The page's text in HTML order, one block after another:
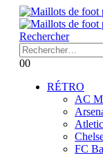
Rechercher
00
RÉTRO
AC
FC